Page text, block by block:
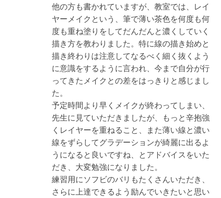
他の方も書かれていますが、教室では、レイ
ヤーメイクという、筆で薄い茶色を何度も何
度も重ね塗りをしてだんだんと濃くしていく
描き方を教わりました。特に線の描き始めと
描き終わりは注意してなるべく細く抜くよう
に意識をするように言われ、今まで自分が行
ってきたメイクとの差をはっきりと感じまし
た。
予定時間より早くメイクが終わってしまい、
先生に見ていただきましたが、もっと辛抱強
くレイヤーを重ねること、また薄い線と濃い
線をずらしてグラデーションが綺麗に出るよ
うになると良いですね、とアドバイスをいた
だき、大変勉強になりました。
練習用にソフビのバリもたくさんいただき、
さらに上達できるよう励んでいきたいと思い